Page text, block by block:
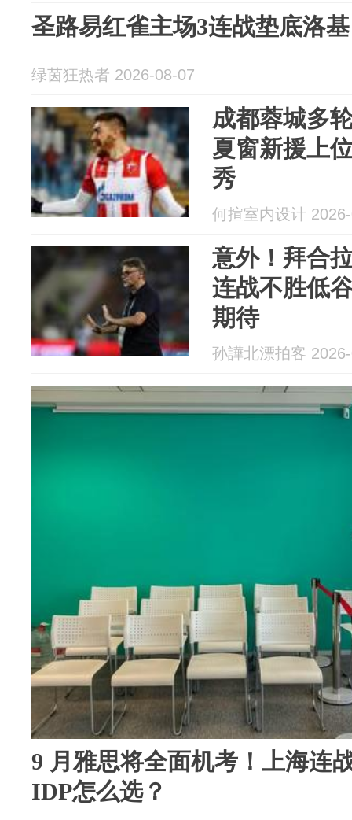
圣路易红雀主场3连战垫底洛
绿茵狂热者 2026-08-07
成都蓉城多
夏窗新援上
秀
何揎室内设计
意外！拜合
连战不胜低
期待
孙譁北漂拍客
9 月雅思将全面机考！上海连
IDP怎么选？